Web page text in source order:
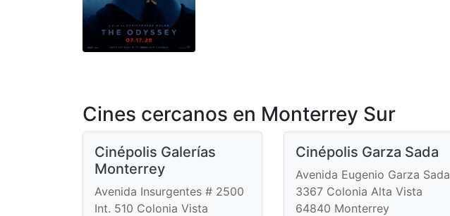
Cines cercanos en Monterrey Sur
Cinépolis Galerías
Monterrey
Avenida Insurgentes # 2500
Int. 510 Colonia Vista
Cinépolis Garza Sada
Avenida Eugenio Garza Sada
3367 Colonia Alta Vista
64840 Monterrey